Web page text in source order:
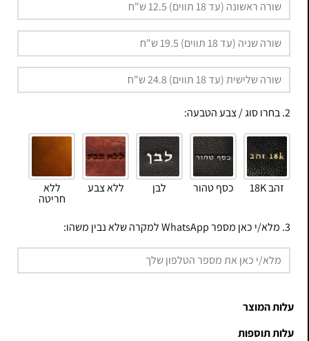
2. בחרו סוג / צבע הטבעה:
זהב 18K כסף טהור לבן ללא צבע ללא
חריטה
3. מלא/י כאן מספר WhatsApp למקרה שלא נבין משהו:
עלות המוצר
עלות תוספות